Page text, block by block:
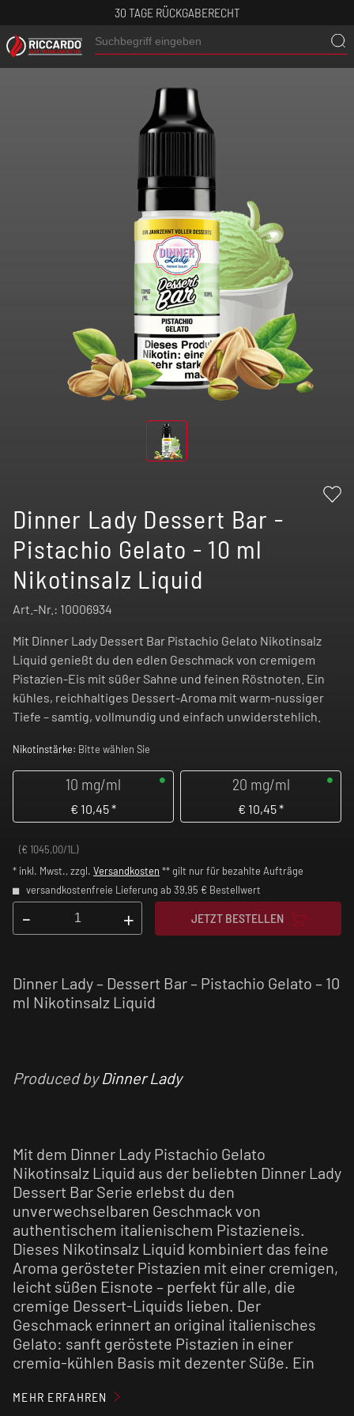
30 TAGE RÜCKGABERECHT
Dinner Lady Dessert Bar -
Pistachio Gelato - 10 ml
Nikotinsalz Liquid
Art.-Nr.: 10006934
Mit Dinner Lady Dessert Bar Pistachio Gelato Nikotinsalz
Liquid genießt du den edlen Geschmack von cremigem
Pistazien-Eis mit süßer Sahne und feinen Röstnoten. Ein
kühles, reichhaltiges Dessert-Aroma mit warm-nussiger
Tiefe – samtig, vollmundig und einfach unwiderstehlich.
Nikotinstärke: Bitte wählen Sie
10 mg/ml
€ 10,45*
20 mg/ml
€ 10,45*
(€ 1045,00/1L)
* inkl. Mwst., zzgl. Versandkosten ** gilt nur für bezahlte Aufträge
versandkostenfreie Lieferung ab 39,95 € Bestellwert
- + JETZT BESTELLEN
Dinner Lady – Dessert Bar – Pistachio Gelato – 10
ml Nikotinsalz Liquid
Produced byDinner Lady
Mit dem Dinner Lady Pistachio Gelato
Nikotinsalz Liquid aus der beliebten Dinner Lady
Dessert Bar Serie erlebst du den
unverwechselbaren Geschmack von
authentischem italienischem Pistazieneis.
Dieses Nikotinsalz Liquid kombiniert das feine
Aroma gerösteter Pistazien mit einer cremigen,
leicht süßen Eisnote – perfekt für alle, die
cremige Dessert-Liquids lieben. Der
Geschmack erinnert an original italienisches
Gelato: sanft geröstete Pistazien in einer
cremig-kühlen Basis mit dezenter Süße. Ein
und Geschmackstiefe vereint. Das
MEHR ERFAHREN